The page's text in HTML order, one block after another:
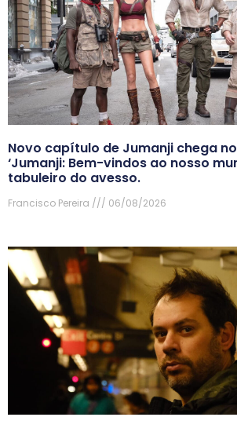
Novo capítulo de Jumanji chega
‘Jumanji: Bem-vindos ao nosso
tabuleiro do avesso.
Francisco Pereira 06/08/2026